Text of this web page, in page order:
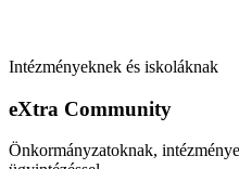
Intézményeknek és iskoláknak
eXtra Community
Önkormányzatoknak,